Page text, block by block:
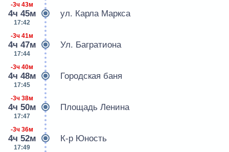
-3ч 43м
4ч 45м
17:42
ул. Карла Маркса
-3ч 41м
4ч 47м
17:44
Ул. Багратиона
-3ч 40м
4ч 48м
17:45
Городская баня
-3ч 38м
4ч 50м
17:47
Площадь Ленина
-3ч 36м
4ч 52м
17:49
К-р Юность